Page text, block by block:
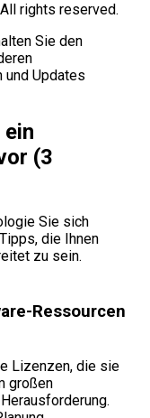
rights reserved.
Sie den
und Updates
(3
Sie sich
die Ihnen
zu sein.
Ressourcen
Lizenzen, die sie
großen